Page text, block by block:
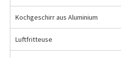
Kochgeschirr aus Aluminium
Luftfritteuse